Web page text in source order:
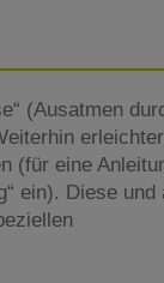
(Ausatmen
(für eine
ein). Diese und